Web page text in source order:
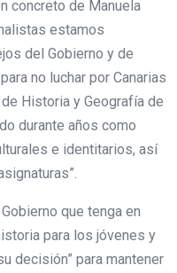
concreto de Manuela
estamos
del Gobierno y de
no luchar por Canarias
Historia y Geografía de
durante años como
e identitarios, así
que tenga en
para los jóvenes y
decisión” para mantener